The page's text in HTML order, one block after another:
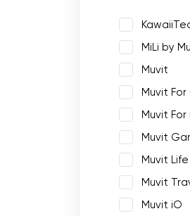
MiLi by
Muvit
Muvit
Muvit For
Muvit
Muvit Life
Muvit
Muvit iO